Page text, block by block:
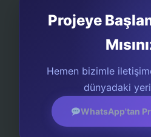
Projeye
Hemen bizimle
dünyadaki
WhatsApp'tan